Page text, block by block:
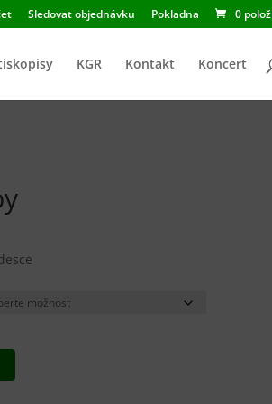
Sledovat objednávku Pokladna 0
KGR Kontakt Koncert